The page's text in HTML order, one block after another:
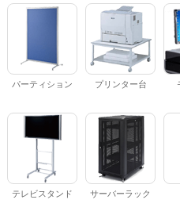
パーティション プリンター台
テレビスタンド サーバーラック